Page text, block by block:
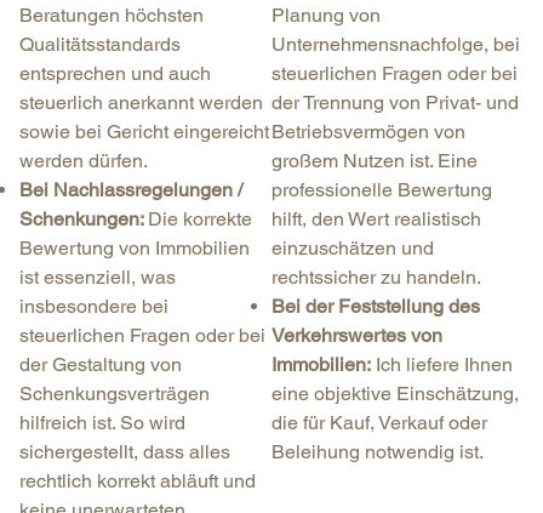
Beratungen höchsten
Qualitätsstandards
entsprechen und auch
steuerlich anerkannt werden
sowie bei Gericht eingereicht
werden dürfen.
Bei Nachlassregelungen /
Schenkungen: Die korrekte
Bewertung von Immobilien
ist essenziell, was
insbesondere bei
steuerlichen Fragen oder bei
der Gestaltung von
Schenkungsverträgen
hilfreich ist. So wird
sichergestellt, dass alles
rechtlich korrekt abläuft und
Planung von
Unternehmensnachfolge, bei
steuerlichen Fragen oder bei
der Trennung von Privat- und
Betriebsvermögen von
großem Nutzen ist. Eine
professionelle Bewertung
hilft, den Wert realistisch
einzuschätzen und
rechtssicher zu handeln.
Bei der Feststellung des
Verkehrswertes von
Immobilien: Ich liefere Ihnen
eine objektive Einschätzung,
die für Kauf, Verkauf oder
Beleihung notwendig ist.